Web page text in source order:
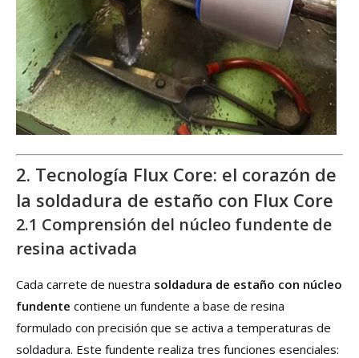
2. Tecnología Flux Core: el corazón de
la soldadura de estaño con Flux Core
2.1 Comprensión del núcleo fundente de
resina activada
Cada carrete de nuestra soldadura de estaño con núcleo
fundente contiene un fundente a base de resina
formulado con precisión que se activa a temperaturas de
soldadura. Este fundente realiza tres funciones esenciales: